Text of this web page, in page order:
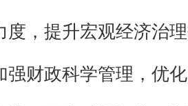
度，提升宏观经济治
强财政科学管理，优